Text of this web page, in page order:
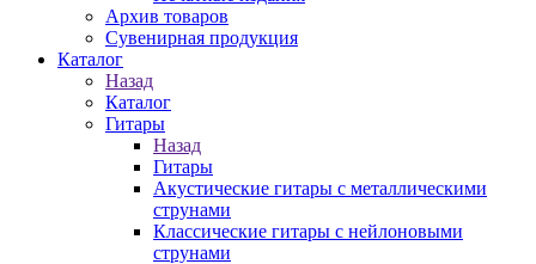
Архив товаров
Сувенирная продукция
Каталог
Назад
Каталог
Гитары
Назад
Гитары
Акустические гитары с металлическими
струнами
Классические гитары с нейлоновыми
струнами